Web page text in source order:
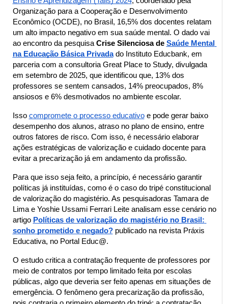
Organização para a Cooperação e Desenvolvimento
Econômico (OCDE), no Brasil, 16,5% dos docentes relatam
um alto impacto negativo em sua saúde mental. O dado vai
ao encontro da pesquisa Crise Silenciosa de Saúde Mental
na Educação Básica Privada do Instituto Educbank, em
parceria com a consultoria Great Place to Study, divulgada
em setembro de 2025, que identificou que, 13% dos
professores se sentem cansados, 14% preocupados, 8%
ansiosos e 6% desmotivados no ambiente escolar.
Isso compromete o processo educativo e pode gerar baixo
desempenho dos alunos, atraso no plano de ensino, entre
outros fatores de risco. Com isso, é necessário elaborar
ações estratégicas de valorização e cuidado docente para
evitar a precarização já em andamento da profissão.
Para que isso seja feito, a princípio, é necessário garantir
políticas já instituídas, como é o caso do tripé constitucional
de valorização do magistério. As pesquisadoras Tamara de
Lima e Yoshie Ussami Ferrari Leite analisam esse cenário no
artigo Políticas de valorização do magistério no Brasil:
sonho prometido e negado? publicado na revista Práxis
Educativa, no Portal Educ@.
O estudo critica a contratação frequente de professores por
meio de contratos por tempo limitado feita por escolas
públicas, algo que deveria ser feito apenas em situações de
emergência. O fenômeno gera precarização da profissão,